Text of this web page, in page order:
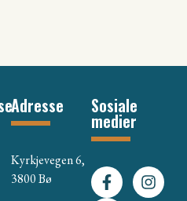
Adresse
Kyrkjevegen 6,
3800 Bø
Sosiale
medier